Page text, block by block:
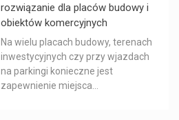
rozwiązanie dla placów budowy i
obiektów komercyjnych
Na wielu placach budowy, terenach
inwestycyjnych czy przy wjazdach
na parkingi konieczne jest
zapewnienie miejsca...